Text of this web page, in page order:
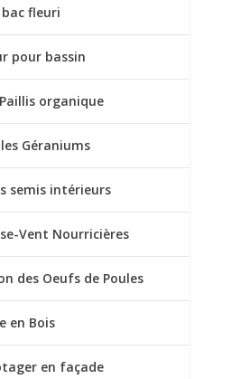
fleuri
pour bassin
organique
Géraniums
semis intérieurs
Vent Nourricières
des Oeufs de Poules
en Bois
en façade